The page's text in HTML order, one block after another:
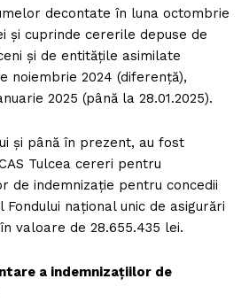
decontate în luna octombrie
și cuprinde cererile depuse de
și de entitățile asimilate
noiembrie 2024 (diferență),
2025 (până la 28.01.2025).
și până în prezent, au fost
Tulcea cereri pentru
de indemnizație pentru concedii
Fondului național unic de asigurări
valoare de 28.655.435 lei.
a indemnizațiilor de